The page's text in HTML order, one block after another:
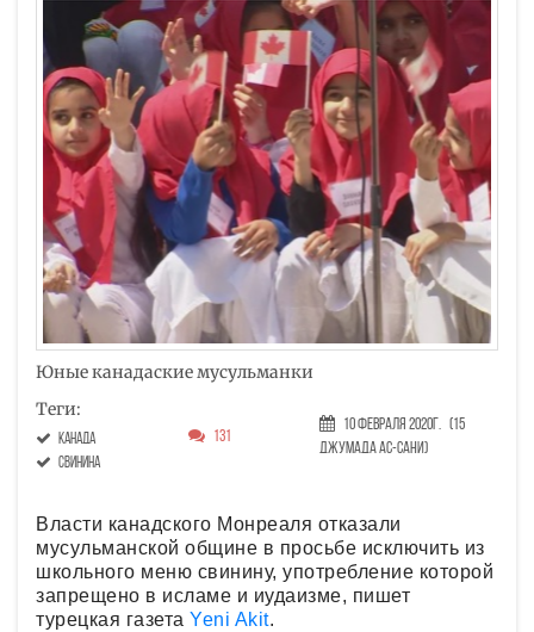
Юные канадаские мусульманки
Теги:
канада
свинина
131
10 Февраля 2020г. (15
Джумада ас-сани)
Власти канадского Монреаля отказали
мусульманской общине в просьбе исключить из
школьного меню свинину, употребление которой
запрещено в исламе и иудаизме, пишет
турецкая газета Yeni Akit.